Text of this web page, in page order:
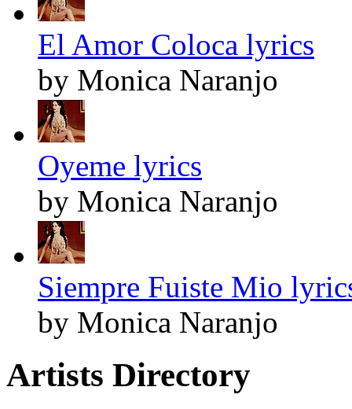
El Amor Coloca lyrics
by Monica Naranjo
Oyeme lyrics
by Monica Naranjo
Siempre Fuiste Mio
by Monica Naranjo
Artists Directory